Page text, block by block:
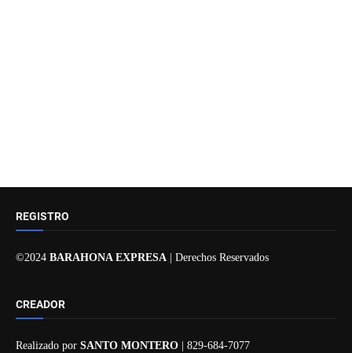
REGISTRO
©2024 BARAHONA EXPRESA | Derechos Reservados
CREADOR
Realizado por SANTO MONTERO | 829-684-7077